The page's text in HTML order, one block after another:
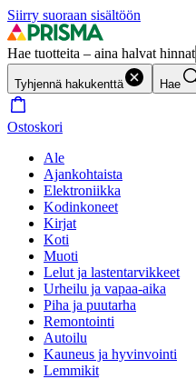
Siirry suoraan sisältöön
Hae tuotteita – aina halvat hinnat
Tyhjennä hakukenttä Hae
Ostoskori
Ale
Ajankohtaista
Elektroniikka
Kodinkoneet
Kirjat
Koti
Muoti
Lelut ja lastentarvikkeet
Urheilu ja vapaa-aika
Piha ja puutarha
Remontointi
Autoilu
Kauneus ja hyvinvointi
Lemmikit